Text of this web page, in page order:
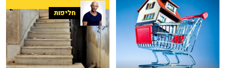
חליפות